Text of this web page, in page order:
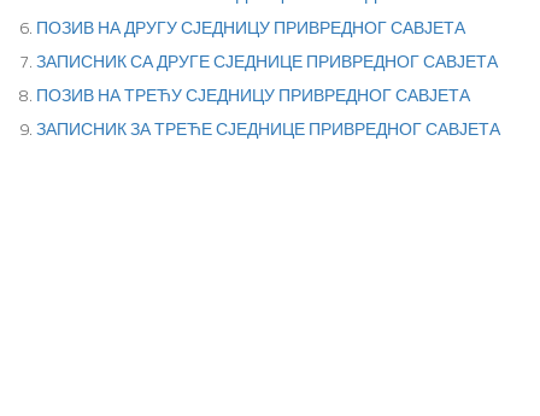
ПОЗИВ НА ДРУГУ СЈЕДНИЦУ ПРИВРЕДНОГ САВЈЕТА
ЗАПИСНИК СА ДРУГЕ СЈЕДНИЦЕ ПРИВРЕДНОГ САВЈЕТА
ПОЗИВ НА ТРЕЋУ СЈЕДНИЦУ ПРИВРЕДНОГ САВЈЕТА
ЗАПИСНИК ЗА ТРЕЋЕ СЈЕДНИЦЕ ПРИВРЕДНОГ САВЈЕТА